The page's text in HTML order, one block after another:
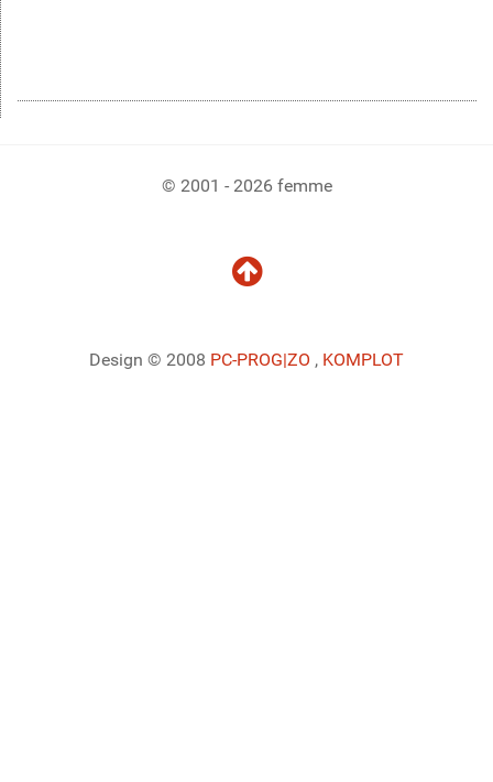
© 2001 - 2026 femme
Design © 2008 PC-PROG|ZO , KOMPLOT